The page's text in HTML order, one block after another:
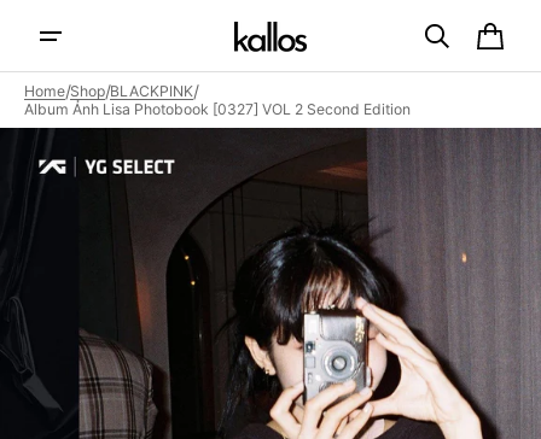
content
Cart
Open
featured
Home/Shop/BLACKPINK/
Album Ảnh Lisa Photobook [0327] VOL 2 Second Edition